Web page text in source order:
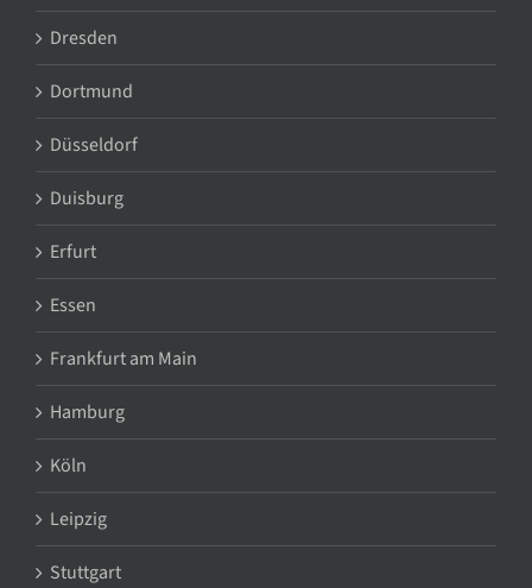
Dresden
Dortmund
Düsseldorf
Duisburg
Erfurt
Essen
Frankfurt am Main
Hamburg
Köln
Leipzig
Stuttgart